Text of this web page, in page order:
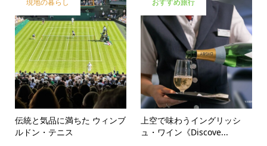
現地の暮らし
伝統と気品に満ちた ウィンブ
ルドン・テニス
おすすめ旅行
上空で味わうイングリッシ
ュ・ワイン《Discove...